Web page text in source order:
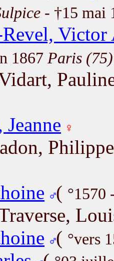
- †15 mai
Victor
1867 Paris (75)
Philippe
( °1570
( °vers